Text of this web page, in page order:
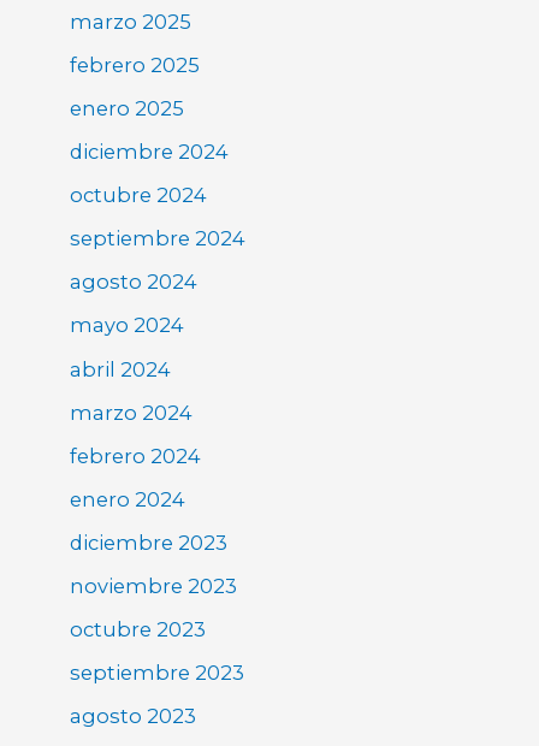
marzo 2025
febrero 2025
enero 2025
diciembre 2024
octubre 2024
septiembre 2024
agosto 2024
mayo 2024
abril 2024
marzo 2024
febrero 2024
enero 2024
diciembre 2023
noviembre 2023
octubre 2023
septiembre 2023
agosto 2023